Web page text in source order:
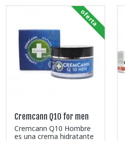
Cremcann Q10 for men
Cremcann Q10 Hombre
es una crema hidratante
oferta